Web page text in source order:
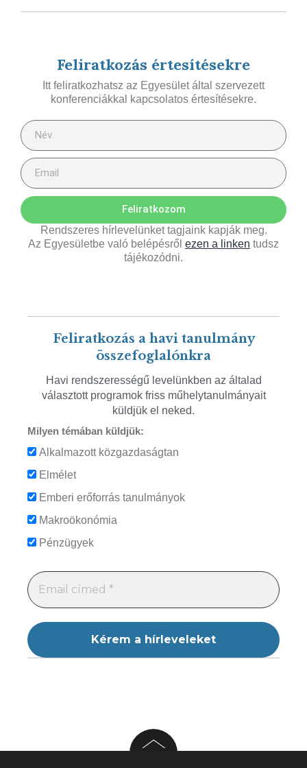
Feliratkozás értesítésekre
Itt feliratkozhatsz az Egyesület által szervezett
konferenciákkal kapcsolatos értesítésekre.
Feliratkozom
Rendszeres hírlevelünket tagjaink kapják meg.
Az Egyesületbe való belépésről ezen a linken tudsz
tájékozódni.
Feliratkozás a havi tanulmány
összefoglalónkra
Havi rendszerességű levelünkben az általad
választott programok friss műhelytanulmányait
küldjük el neked.
Milyen témában küldjük:
Alkalmazott közgazdaságtan
Elmélet
Emberi erőforrás tanulmányok
Makroökonómia
Pénzügyek